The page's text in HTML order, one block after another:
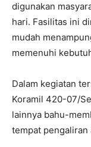
digunakan
hari. Fasilitas ini
mudah
memenuhi
Dalam kegiatan
Koramil 420-07/
lainnya bahu-
tempat pengaliran